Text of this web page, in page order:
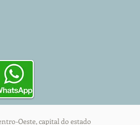
Oeste, capital do estado